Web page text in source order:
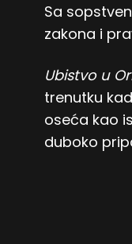
Sa
zakona i
Ubistvo u
trenutku
oseća kao
duboko